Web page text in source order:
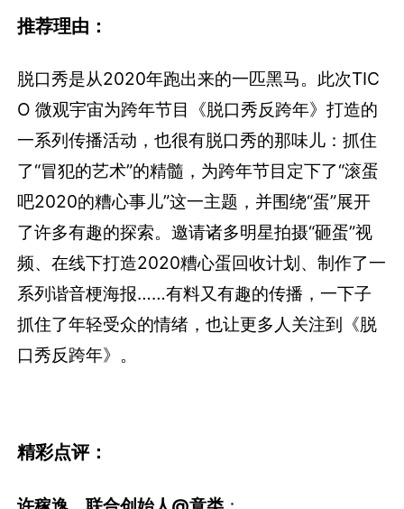
推荐理由：
脱口秀是从2020年跑出来的一匹黑马。此次TIC
O 微观宇宙为跨年节目《脱口秀反跨年》打造的
一系列传播活动，也很有脱口秀的那味儿：抓住
了“冒犯的艺术”的精髓，为跨年节目定下了“滚蛋
吧2020的糟心事儿”这一主题，并围绕“蛋”展开
了许多有趣的探索。邀请诸多明星拍摄“砸蛋”视
频、在线下打造2020糟心蛋回收计划、制作了一
系列谐音梗海报……有料又有趣的传播，一下子
抓住了年轻受众的情绪，也让更多人关注到《脱
口秀反跨年》。
精彩点评：